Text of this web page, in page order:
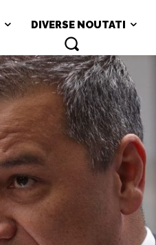
DIVERSE NOUTATI